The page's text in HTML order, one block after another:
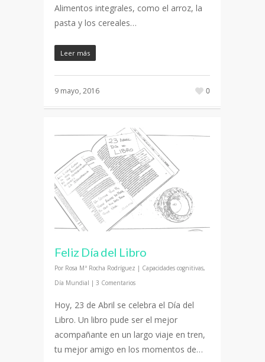
Alimentos integrales, como el arroz, la
pasta y los cereales…
Leer más
9 mayo, 2016 0
Feliz Día del Libro
Por Rosa Mª Rocha Rodríguez | Capacidades cognitivas,
Día Mundial | 3 Comentarios
Hoy, 23 de Abril se celebra el Día del
Libro. Un libro pude ser el mejor
acompañante en un largo viaje en tren,
tu mejor amigo en los momentos de…